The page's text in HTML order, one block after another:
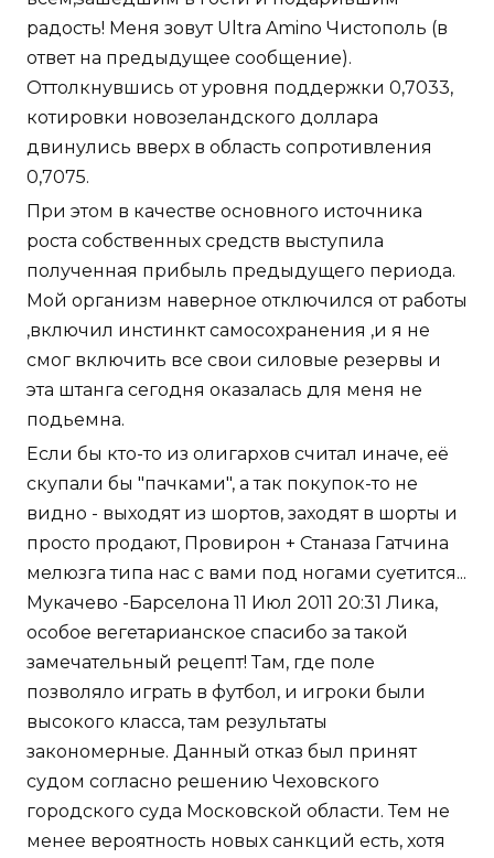
радость! Меня зовут Ultra Amino Чистополь (в
ответ на предыдущее сообщение).
Оттолкнувшись от уровня поддержки 0,7033,
котировки новозеландского доллара
двинулись вверх в область сопротивления
0,7075.
При этом в качестве основного источника
роста собственных средств выступила
полученная прибыль предыдущего периода.
Мой организм наверное отключился от работы
,включил инстинкт самосохранения ,и я не
смог включить все свои силовые резервы и
эта штанга сегодня оказалась для меня не
подьемна.
Если бы кто-то из олигархов считал иначе, её
скупали бы "пачками", а так покупок-то не
видно - выходят из шортов, заходят в шорты и
просто продают, Провирон + Станаза Гатчина
мелюзга типа нас с вами под ногами суетится...
Мукачево -Барселона 11 Июл 2011 20:31 Лика,
особое вегетарианское спасибо за такой
замечательный рецепт! Там, где поле
позволяло играть в футбол, и игроки были
высокого класса, там результаты
закономерные. Данный отказ был принят
судом согласно решению Чеховского
городского суда Московской области. Тем не
менее вероятность новых санкций есть, хотя